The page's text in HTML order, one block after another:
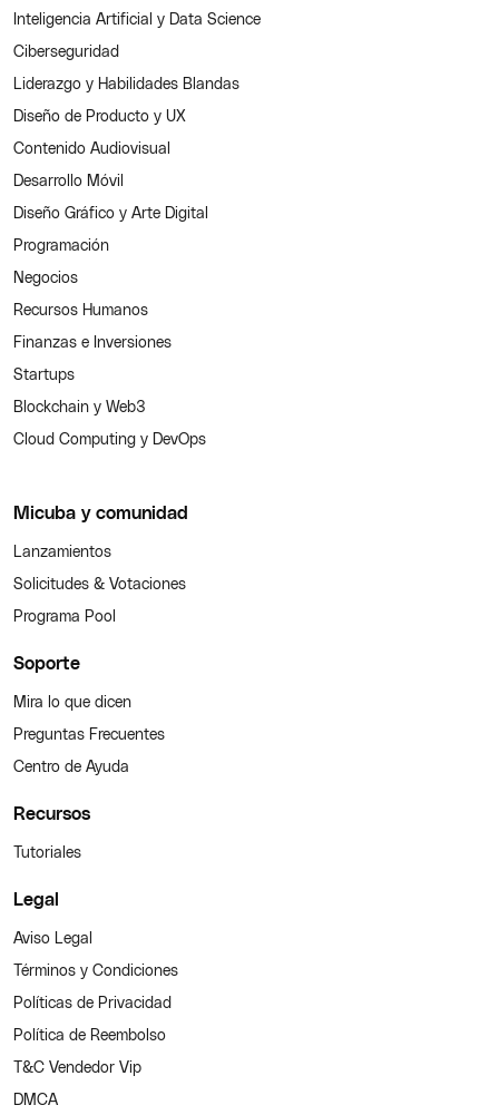
Inteligencia Artificial y Data Science
Ciberseguridad
Liderazgo y Habilidades Blandas
Diseño de Producto y UX
Contenido Audiovisual
Desarrollo Móvil
Diseño Gráfico y Arte Digital
Programación
Negocios
Recursos Humanos
Finanzas e Inversiones
Startups
Blockchain y Web3
Cloud Computing y DevOps
Micuba y comunidad
Lanzamientos
Solicitudes & Votaciones
Programa Pool
Soporte
Mira lo que dicen
Preguntas Frecuentes
Centro de Ayuda
Recursos
Tutoriales
Legal
Aviso Legal
Términos y Condiciones
Políticas de Privacidad
Política de Reembolso
T&C Vendedor Vip
DMCA